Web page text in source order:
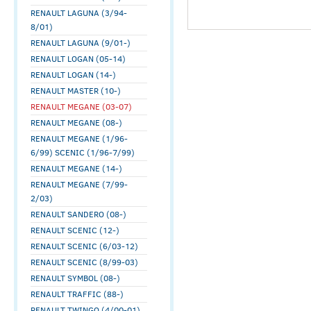
RENAULT LAGUNA (3/94-
8/01)
RENAULT LAGUNA (9/01-)
RENAULT LOGAN (05-14)
RENAULT LOGAN (14-)
RENAULT MASTER (10-)
RENAULT MEGANE (03-07)
RENAULT MEGANE (08-)
RENAULT MEGANE (1/96-
6/99) SCENIC (1/96-7/99)
RENAULT MEGANE (14-)
RENAULT MEGANE (7/99-
2/03)
RENAULT SANDERO (08-)
RENAULT SCENIC (12-)
RENAULT SCENIC (6/03-12)
RENAULT SCENIC (8/99-03)
RENAULT SYMBOL (08-)
RENAULT TRAFFIC (88-)